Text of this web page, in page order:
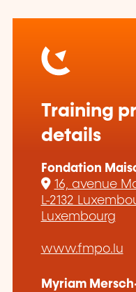
Training
details
Fondation
16, avenue
L-2132
Luxembourg
www.fmpo.lu
Myriam